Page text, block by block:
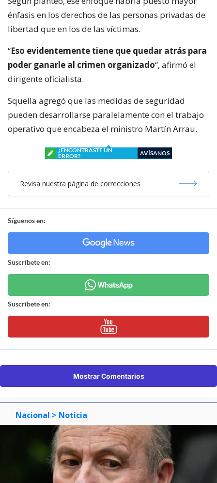
énfasis en los derechos de las personas privadas de
libertad que en los de las víctimas.
“Eso evidentemente tiene que quedar atrás para
poder ganarle al crimen organizado“, afirmó el
dirigente oficialista.
Squella agregó que las medidas de seguridad
pueden desarrollarse paralelamente con el trabajo
operativo que encabeza el ministro Martín Arrau.
¿ENCONTRASTE UN
ERROR?
AVÍSANOS
Revisa nuestra página de correcciones
Síguenos en:
Suscríbete en:
Suscríbete en:
Mostrar Comentarios
Nacional > Noticia